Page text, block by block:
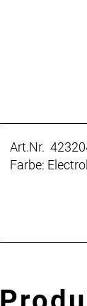
Art.Nr.
Farbe: